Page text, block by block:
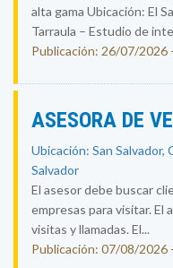
alta gama Ubicación: El
Tarraula – Estudio de
Publicación: 26/07/2026
ASESORA DE
Ubicación: San Salvador,
Salvador
El asesor debe buscar
empresas para visitar. El
visitas y llamadas. El...
Publicación: 07/08/2026